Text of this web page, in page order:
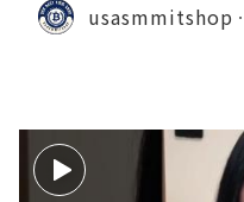
usasmmitshop